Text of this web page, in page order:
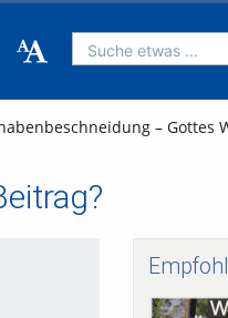
Suche etwas ...
– Gottes